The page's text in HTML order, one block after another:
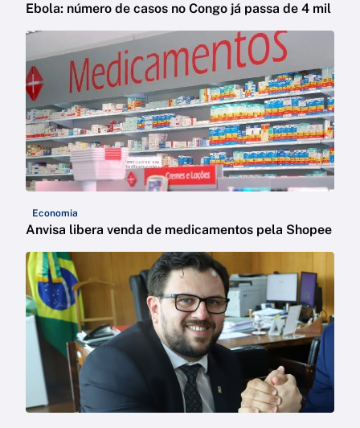
Ebola: número de casos no Congo já passa de 4 mil
Economia
Anvisa libera venda de medicamentos pela Shopee